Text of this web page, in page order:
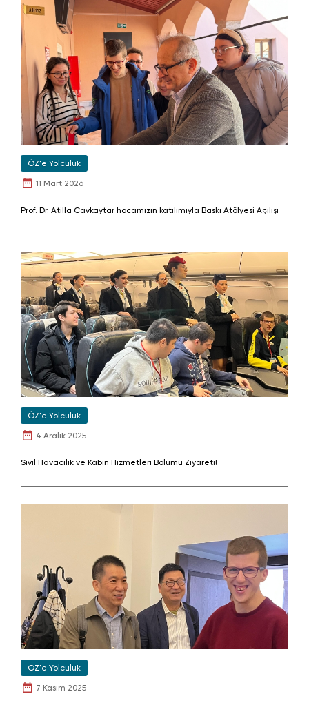
ÖZ'e Yolculuk
11 Mart 2026
Prof. Dr. Atilla Cavkaytar hocamızın katılımıyla Baskı Atölyesi Açılışı
ÖZ'e Yolculuk
4 Aralık 2025
Sivil Havacılık ve Kabin Hizmetleri Bölümü Ziyareti!
ÖZ'e Yolculuk
7 Kasım 2025